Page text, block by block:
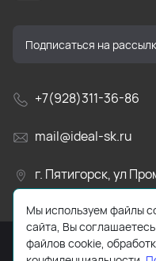
+7(928)311-36-86
mail@ideal-sk.ru
г. Пятигорск, ул
Мы используем файлы
сайта, Вы
файлов cookie,